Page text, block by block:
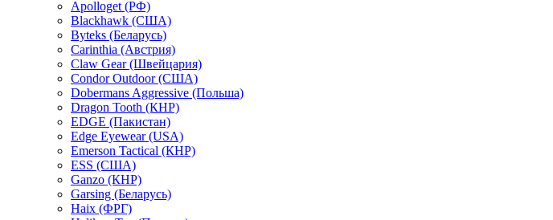
Apolloget (РФ)
Blackhawk (США)
Byteks (Беларусь)
Carinthia (Австрия)
Claw Gear (Швейцария)
Condor Outdoor (США)
Dobermans Aggressive (Польша)
Dragon Tooth (КНР)
EDGE (Пакистан)
Edge Eyewear (USA)
Emerson Tactical (КНР)
ESS (США)
Ganzo (КНР)
Garsing (Беларусь)
Haix (ФРГ)